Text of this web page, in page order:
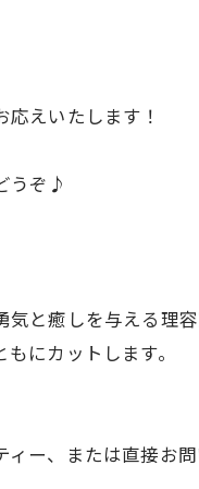
えいたします！
うぞ♪
と癒しを与える理容
にカットします。
ー、または直接お問